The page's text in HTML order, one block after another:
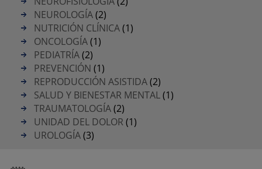
NEUROLOGÍA(2)
NUTRICIÓN CLÍNICA(1)
ONCOLOGÍA(1)
PEDIATRÍA(2)
PREVENCIÓN (1)
REPRODUCCIÓN ASISTIDA(2)
SALUD Y BIENESTAR MENTAL(1)
TRAUMATOLOGÍA(2)
UNIDAD DEL DOLOR(1)
UROLOGÍA(3)